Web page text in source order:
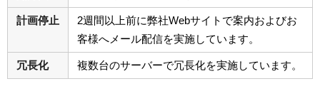
計画停止
2週間以上前に弊社Webサイトで案内およびお
客様へメール配信を実施しています。
冗長化 複数台のサーバーで冗長化を実施しています。